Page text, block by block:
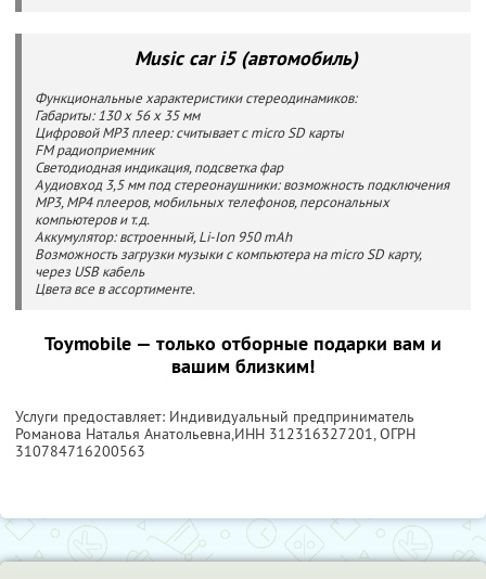
Music car i5 (автомобиль)
Функциональные характеристики стереодинамиков:
Габариты: 130 x 56 x 35 мм
Цифровой MP3 плеер: считывает с micro SD карты
FM радиоприемник
Светодиодная индикация, подсветка фар
Аудиовход 3,5 мм под стереонаушники: возможность подключения
MP3, MP4 плееров, мобильных телефонов, персональных
компьютеров и т.д.
Аккумулятор: встроенный, Li-Ion 950 mAh
Возможность загрузки музыки с компьютера на micro SD карту,
через USB кабель
Цвета все в ассортименте.
Toymobile — только отборные подарки вам и
вашим близким!
Услуги предоставляет: Индивидуальный предприниматель
Романова Наталья Анатольевна,ИНН 312316327201, ОГРН
310784716200563